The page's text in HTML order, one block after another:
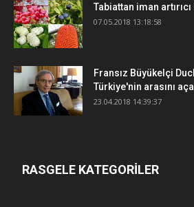
Tabiattan iman
07.05.2018 13:18:58
Fransız Büyükelçi
Türkiye'nin arasını
23.04.2018 14:39:37
RASGELE KATEGORİLER